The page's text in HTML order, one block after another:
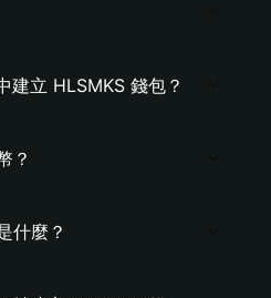
立 HLSMKS 錢包？
？
什麼？